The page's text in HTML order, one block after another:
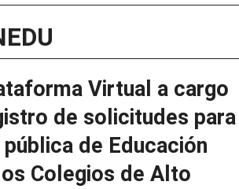
Virtual a cargo
de solicitudes para
de Educación
Colegios de Alto